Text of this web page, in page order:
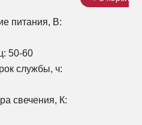
питания, В:
50-60
службы, ч:
свечения, К: